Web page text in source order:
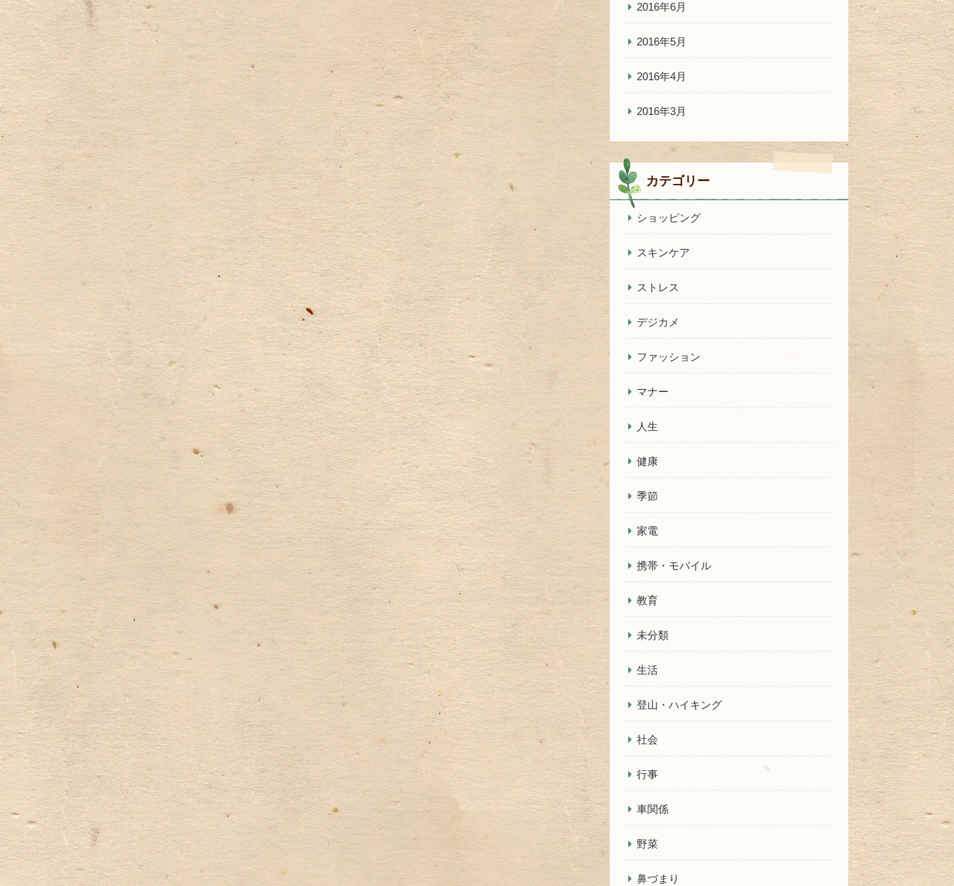
2016年6月
2016年5月
2016年4月
2016年3月
カテゴリー
ショッピング
スキンケア
ストレス
デジカメ
ファッション
マナー
人生
健康
季節
家電
携帯・モバイル
教育
未分類
生活
登山・ハイキング
社会
行事
車関係
野菜
鼻づまり